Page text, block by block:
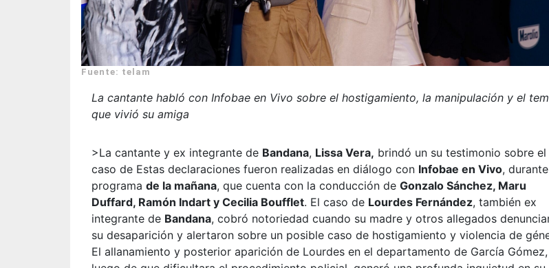
Fuente: telam
La cantante habló con Infobae en Vivo sobre el hostigamiento, la manipulación y el
que vivió su amiga
>La cantante y ex integrante de Bandana, Lissa Vera, brindó un su testimonio sobre el
caso de Estas declaraciones fueron realizadas en diálogo con Infobae en Vivo,
programa de la mañana, que cuenta con la conducción de Gonzalo Sánchez, Maru
Duffard, Ramón Indart y Cecilia Boufflet. El caso de Lourdes Fernández, también ex
integrante de Bandana, cobró notoriedad cuando su madre y otros allegados
su desaparición y alertaron sobre un posible caso de hostigamiento y violencia de
El allanamiento y posterior aparición de Lourdes en el departamento de García Gómez,